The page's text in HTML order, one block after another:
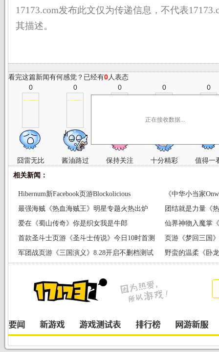
17173.com发布此文仅为传递信息，不代表
其描述。
看完这篇新闻有何感觉？已经有0人表态
0
囧雷无比
0
酱油路过
0
保持关注
0
十分精彩
0
值得一
正在接收数据...
相关新闻：
Hibernum新Facebook页游Blockolicious
《中华小当家
最强海贼《热血海贼王》明星专题火热出炉
团结就是力量《
爱在《蜀山传奇》你是织女我是牛郎
仙界神物入魔掌
首款圣斗士页游《圣斗士传说》今日10时首测
页游《梦回三国
军团战页游《三国演义》8.28开启不删档测试
野蛮的温柔《卧